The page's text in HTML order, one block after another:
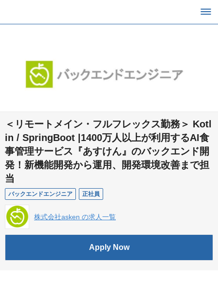
＜リモートメイン・フルフレックス勤務＞ Kotl
in / SpringBoot |1400万人以上が利用するAI食
事管理サービス『あすけん』のバックエンド開
発！新機能開発から運用、開発環境改善まで担
当
バックエンドエンジニア 正社員
株式会社asken の求人一覧
Apply Now